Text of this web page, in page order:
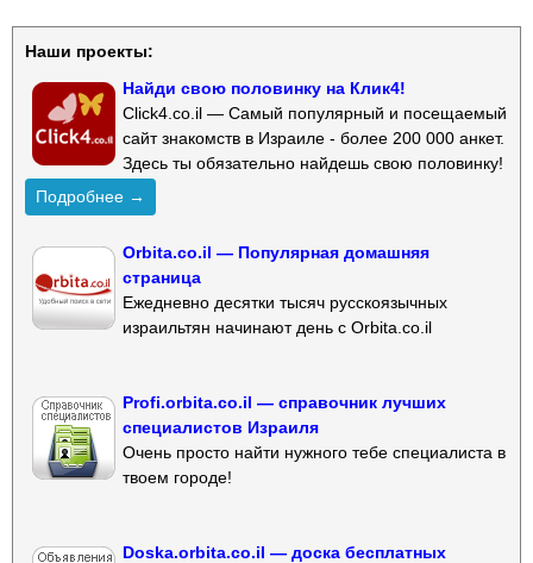
Наши проекты:
Найди свою половинку на Клик4!
Click4.co.il — Самый популярный и посещаемый
сайт знакомств в Израиле - более 200 000 анкет.
Здесь ты обязательно найдешь свою половинку!
Подробнее →
Orbita.co.il — Популярная домашняя
страница
Ежедневно десятки тысяч русскоязычных
израильтян начинают день с Orbita.co.il
Profi.orbita.co.il — справочник лучших
специалистов Израиля
Очень просто найти нужного тебе специалиста в
твоем городе!
Doska.orbita.co.il — доска бесплатных